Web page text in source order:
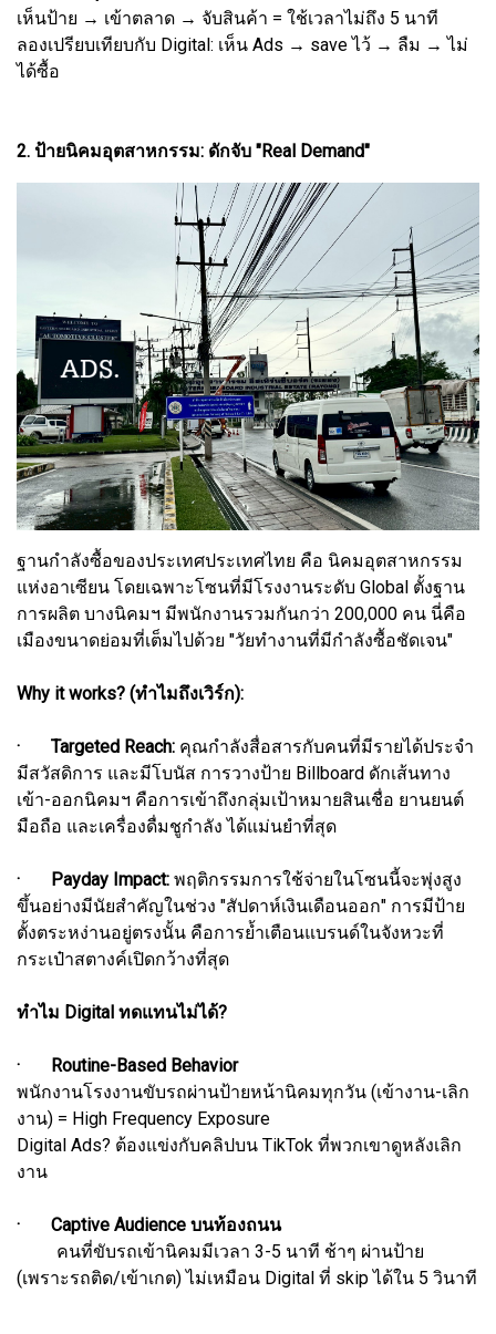
เห็นป้าย → เข้าตลาด → จับสินค้า = ใช้เวลาไม่ถึง 5 นาที
ลองเปรียบเทียบกับ Digital: เห็น Ads → save ไว้ → ลืม → ไม่
ได้ซื้อ
2. ป้ายนิคมอุตสาหกรรม: ดักจับ "Real Demand"
ฐานกำลังซื้อของประเทศประเทศไทย คือ นิคมอุตสาหกรรม
แห่งอาเซียน โดยเฉพาะโซนที่มีโรงงานระดับ Global ตั้งฐาน
การผลิต บางนิคมฯ มีพนักงานรวมกันกว่า 200,000 คน นี่คือ
เมืองขนาดย่อมที่เต็มไปด้วย "วัยทำงานที่มีกำลังซื้อชัดเจน"
Why it works? (ทำไมถึงเวิร์ก):
· Targeted Reach: คุณกำลังสื่อสารกับคนที่มีรายได้ประจำ
มีสวัสดิการ และมีโบนัส การวางป้าย Billboard ดักเส้นทาง
เข้า-ออกนิคมฯ คือการเข้าถึงกลุ่มเป้าหมายสินเชื่อ ยานยนต์
มือถือ และเครื่องดื่มชูกำลัง ได้แม่นยำที่สุด
· Payday Impact: พฤติกรรมการใช้จ่ายในโซนนี้จะพุ่งสูง
ขึ้นอย่างมีนัยสำคัญในช่วง "สัปดาห์เงินเดือนออก" การมีป้าย
ตั้งตระหง่านอยู่ตรงนั้น คือการย้ำเตือนแบรนด์ในจังหวะที่
กระเป๋าสตางค์เปิดกว้างที่สุด
ทำไม Digital ทดแทนไม่ได้?
· Routine-Based Behavior
พนักงานโรงงานขับรถผ่านป้ายหน้านิคมทุกวัน (เข้างาน-เลิก
งาน) = High Frequency Exposure
Digital Ads? ต้องแข่งกับคลิปบน TikTok ที่พวกเขาดูหลังเลิก
งาน
· Captive Audience บนท้องถนน
คนที่ขับรถเข้านิคมมีเวลา 3-5 นาที ช้าๆ ผ่านป้าย
(เพราะรถติด/เข้าเกต) ไม่เหมือน Digital ที่ skip ได้ใน 5 วินาที